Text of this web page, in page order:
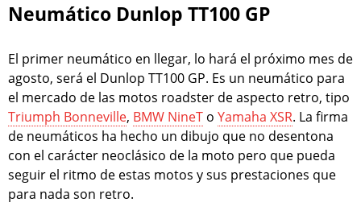
Neumático Dunlop TT100 GP
El primer neumático en llegar, lo hará el próximo mes de
agosto, será el Dunlop TT100 GP. Es un neumático para
el mercado de las motos roadster de aspecto retro, tipo
Triumph Bonneville, BMW NineT o Yamaha XSR. La firma
de neumáticos ha hecho un dibujo que no desentona
con el carácter neoclásico de la moto pero que pueda
seguir el ritmo de estas motos y sus prestaciones que
para nada son retro.